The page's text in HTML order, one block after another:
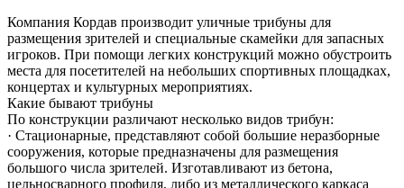
Компания Кордав производит уличные трибуны для
размещения зрителей и специальные скамейки для запасных
игроков. При помощи легких конструкций можно обустроить
места для посетителей на небольших спортивных площадках,
концертах и культурных мероприятиях.
Какие бывают трибуны
По конструкции различают несколько видов трибун:
· Стационарные, представляют собой большие неразборные
сооружения, которые предназначены для размещения
большого числа зрителей. Изготавливают из бетона,
цельносварного профиля, либо из металлического каркаса